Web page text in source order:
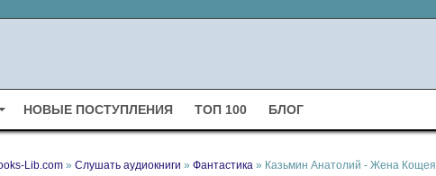
НОВЫЕ ПОСТУПЛЕНИЯ ТОП 100 БЛОГ
Lib.com » Слушать аудиокниги » Фантастика » Казьмин Анатолий - Жена Кощея